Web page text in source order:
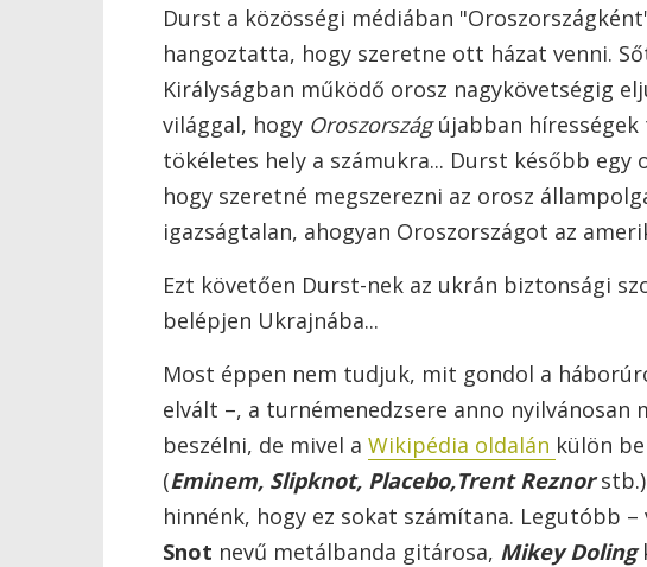
Durst a közösségi médiában
hangoztatta, hogy szeretne ott házat venni.
Királyságban működő orosz nagykövetségig
világgal, hogy Oroszországújabban
tökéletes hely a számukra... Durst később
hogy szeretné megszerezni az orosz
igazságtalan, ahogyan Oroszországot az
Ezt követően Durst-nek az ukrán biztonsági
belépjen Ukrajnába...
Most éppen nem tudjuk, mit gondol a
elvált –, a turnémenedzsere anno
beszélni, de mivel a Wikipédia oldalán külön
(Eminem, Slipknot, Placebo,Trent Reznor
hinnénk, hogy ez sokat számítana. Legutóbb
Snot nevű metálbanda gitárosa, Mikey Doling